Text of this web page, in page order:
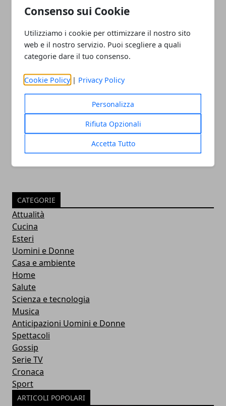
Consenso sui Cookie
Utilizziamo i cookie per ottimizzare il nostro sito
web e il nostro servizio. Puoi scegliere a quali
categorie dare il tuo consenso.
Cookie Policy | Privacy Policy
Personalizza
Rifiuta Opzionali
Accetta Tutto
Olimpiadi 2016: vice console russo
uccide criminale
CATEGORIE
Attualità
Cucina
Esteri
Uomini e Donne
Casa e ambiente
Home
Salute
Scienza e tecnologia
Musica
Anticipazioni Uomini e Donne
Spettacoli
Gossip
Serie TV
Cronaca
Sport
ARTICOLI POPOLARI